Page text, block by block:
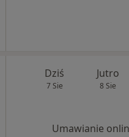
Dziś
7 Sie
Jutro
8 Sie
Umawianie